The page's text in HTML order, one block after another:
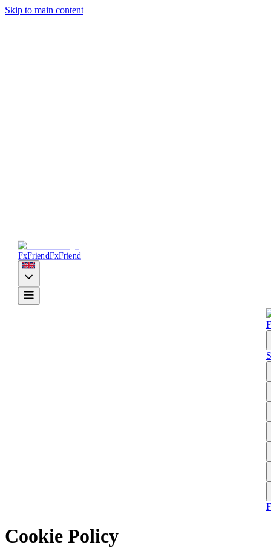
Skip to main content
FxFriendFxFriend
Cookie Policy